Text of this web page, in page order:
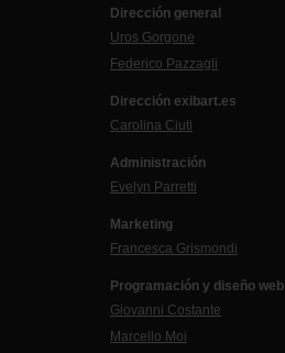
Dirección general
Uros Gorgone
Federico Pazzagli
Dirección exibart.es
Carolina Ciuti
Administración
Evelyn Parretti
Marketing
Francesca Grismondi
Programación y diseño web
Giovanni Costante
Marcello Moi